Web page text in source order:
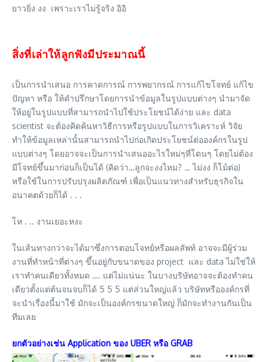
ยาวยิ่ง งง เพราะเราไม่รู้จริง อิอิ
สิ่งที่เล่าให้ลูกฟังมีประมาณนี้
เป็นการนำเสนอ การคาดการณ์ การพยากรณ์ การแก้ไขโจทย์ แก้ไข
ปัญหา หรือ ให้คำปรึกษาโดยการนำข้อมูลในรูปแบบต่างๆ นำมาจัด
ให้อยู่ในรูปแบบที่สามารถนำไปใช้ประโยชน์ได้ง่าย และ data
scientist จะต้องคิดค้นหาวิธีการหรือรูปแบบในการวิเคราะห์ วิจัย
ทำให้ข้อมูลเหล่านั้นสามารถนำไปก่อเกิดประโยชน์ต่อองค์กรในรูป
แบบต่างๆ โดยอาจจะเป็นการนำเสนออะไรใหม่ๆที่โดนๆ โดยไม่ต้อง
มีโจทย์ขึ้นมาก่อนก็เป็นได้ (คิดว่า…ลูกจะงงไหม? … ไม่งง ก็โม้ต่อ)
หรือใช้ในการปรับปรุงผลิตภัณฑ์ เพื่อเป็นแนวทางสำหรับธุรกิจใน
อนาคตด้วยก็ได้ . . .
โห . .. งานเยอะหงะ
ในเส้นทางกว่าจะได้มาซึ่งการตอบโจทย์หรือผลลัพท์ อาจจะมีผู้ร่วม
งานที่ทำหน้าที่ต่างๆ ขึ้นอยู่กับขนาดของ project และ data ไม่ใช่ให้
เราทำคนเดียวทั้งหมด …. แต่ไม่แน่นะ ในบางบริษัทอาจจะต้องทำคน
เดียวตั้งแต่ต้นจนจบก็ได้ 5 5 5 แต่ส่วนใหญ่แล้ว บริษัทหรือองค์กรที่
จะนำเรื่องนี้มาใช้ มักจะเป็นองค์กรขนาดใหญ่ ก็มักจะทำงานกันเป็น
ทีมเลย
ยกตัวอย่างเช่น Application ของ UBER หรือ GRAB